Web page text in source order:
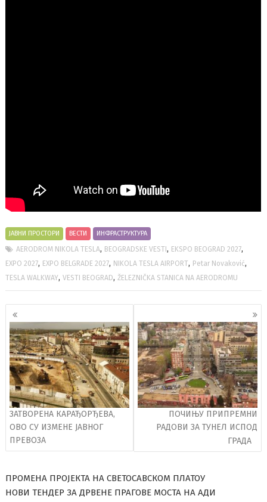
ЈАВНИ ПРОСТОРИ ВЕСТИ ИНФРАСТРУКТУРА
AERODROM NIKOLA TESLA, BEOGRADSKE VESTI, EKSPO BEOGRAD 2027,
EXPO 2027, EXPO BELGRADE 2027, NIKOLA TESLA AIRPORT, Petar Novaković,
TESLA WALKWAY,VESTI BEOGRAD, ŽELEZNIČKA STANICA NA AERODROMU
Кретање
чланака
ЗАТВОРЕНА КАРАЂОРЂЕВА,
ОВО СУ ИЗМЕНЕ ЈАВНОГ
ПРЕВОЗА
ПОЧИЊУ ПРИПРЕМНИ
РАДОВИ ЗА ТУНЕЛ ИСПОД
ГРАДА
ПРОМЕНА ПРОЈЕКТА НА СВЕТОСАВСКОМ ПЛАТОУ
НОВИ ТЕНДЕР ЗА ДРВЕНЕ ПРАГОВЕ МОСТА НА АДИ